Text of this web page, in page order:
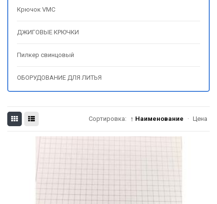
Крючок VMC
ДЖИГОВЫЕ КРЮЧКИ
Пилкер свинцовый
ОБОРУДОВАНИЕ ДЛЯ ЛИТЬЯ
Сортировка: ↑ Наименование · Цена